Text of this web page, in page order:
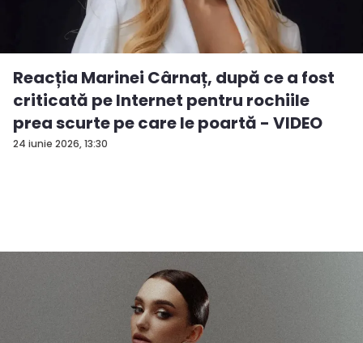
24 iunie 2026, 13:30
Reacția Marinei Cârnaț, după ce a fost
criticată pe Internet pentru rochiile
prea scurte pe care le poartă - VIDEO